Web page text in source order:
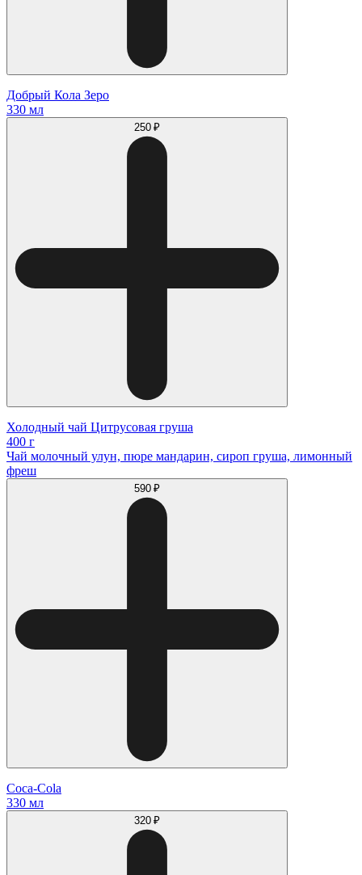
Добрый Кола Зеро
330 мл
250 ₽
Холодный чай Цитрусовая груша
400 г
Чай молочный улун, пюре мандарин, сироп груша, лимонный
фреш
590 ₽
Coca-Cola
330 мл
320 ₽